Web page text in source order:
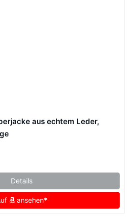
aus echtem Leder,
Details
ansehen*